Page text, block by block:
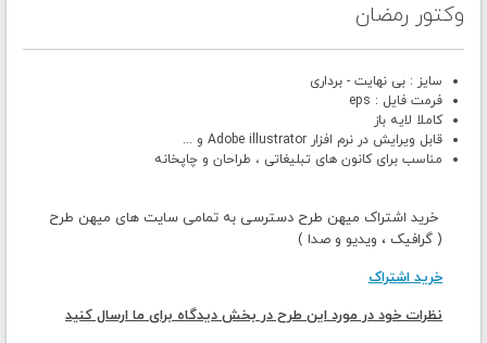
وکتور رمضان
سایز : بی نهایت - برداری
فرمت فایل : eps
کاملا لایه باز
قابل ویرایش در نرم افزار Adobe illustrator و ...
مناسب برای کانون های تبلیغاتی ، طراحان و چاپخانه
خرید اشتراک میهن طرح دسترسی به تمامی سایت های میهن طرح
( گرافیک ، ویدیو و صدا )
خرید اشتراک
نظرات خود در مورد این طرح در بخش دیدگاه برای ما ارسال کنید